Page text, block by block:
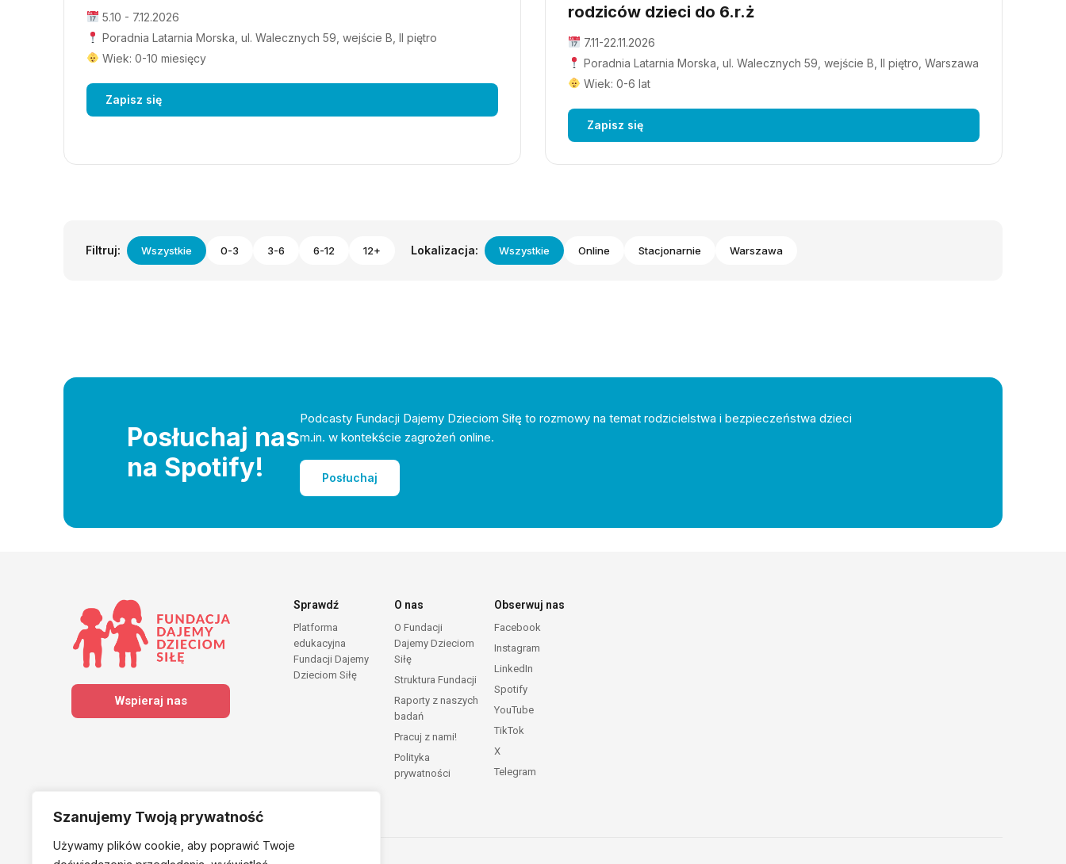
Szanujemy Twoją prywatność
Używamy plików cookie, aby poprawić Twoje
5.10 - 7.12.2026
Poradnia Latarnia Morska, ul. Walecznych 59, wejście B, II piętro
Wiek: 0-10 miesięcy
Zapisz się
rodziców dzieci do 6.r.ż
7.11-22.11.2026
Poradnia Latarnia Morska, ul. Walecznych 59, wejście B, II piętro, Warszawa
Wiek: 0-6 lat
Zapisz się
Filtruj: Wszystkie 0-3 3-6 6-12 12+ Lokalizacja: Wszystkie Online Stacjonarnie Warszawa
Posłuchaj nas
na Spotify!
Podcasty Fundacji Dajemy Dzieciom Siłę to rozmowy na temat rodzicielstwa i bezpieczeństwa dzieci
m.in. w kontekście zagrożeń online.
Posłuchaj
Wspieraj nas
Sprawdź
Platforma
edukacyjna
Fundacji Dajemy
Dzieciom Siłę
O nas
O Fundacji
Dajemy Dzieciom
Siłę
Struktura Fundacji
Raporty z naszych
badań
Pracuj z nami!
Polityka
prywatności
Obserwuj nas
Facebook
Instagram
LinkedIn
Spotify
YouTube
TikTok
X
Telegram
Należymy do